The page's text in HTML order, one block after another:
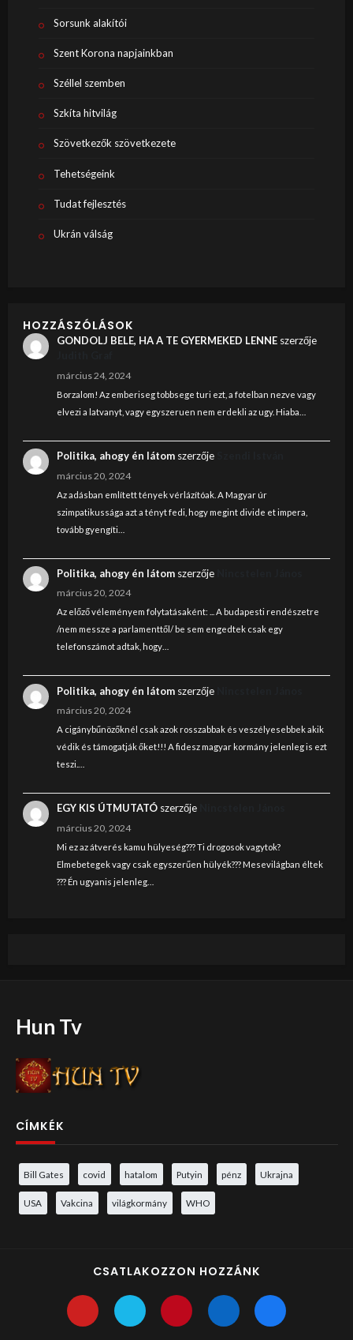
Sorsunk alakítói
Szent Korona napjainkban
Széllel szemben
Szkíta hitvilág
Szövetkezők szövetkezete
Tehetségeink
Tudat fejlesztés
Ukrán válság
HOZZÁSZÓLÁSOK
GONDOLJ BELE, HA A TE GYERMEKED LENNEszerzője
március 24, 2024
Borzalom! Az emberiseg tobbsege turi ezt, a fotelban nezve vagy
elvezi a latvanyt, vagy egyszeruen nem erdekli az ugy. Hiaba…
Politika, ahogy én látomszerzője
március 20, 2024
Az adásban említett tények vérlázítóak. A Magyar úr
szimpatikussága azt a tényt fedi, hogy megint divide et impera,
tovább gyengíti…
Politika, ahogy én látomszerzője
március 20, 2024
Az előző véleményem folytatásaként: ... A budapesti rendészetre
/nem messze a parlamenttől/ be sem engedtek csak egy
telefonszámot adtak, hogy…
Politika, ahogy én látomszerzője
március 20, 2024
A cigánybűnözőknél csak azok rosszabbak és veszélyesebbek akik
védik és támogatják őket!!! A fidesz magyar kormány jelenleg is ezt
teszi.…
EGY KIS ÚTMUTATÓszerzője
március 20, 2024
Mi ez az átverés kamu hülyeség??? Ti drogosok vagytok?
Elmebetegek vagy csak egyszerűen hülyék??? Mesevilágban éltek
??? Én ugyanis jelenleg…
Hun Tv
CÍMKÉK
Bill Gates covid hatalom Putyin pénz Ukrajna
USA Vakcina világkormány WHO
CSATLAKOZZON HOZZÁNK